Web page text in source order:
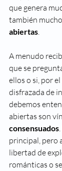
que genera
también
abiertas.
A menudo
que se
ellos o si, por
disfrazada de
debemos
abiertas son
consensuados
principal, pero
libertad de
románticas o